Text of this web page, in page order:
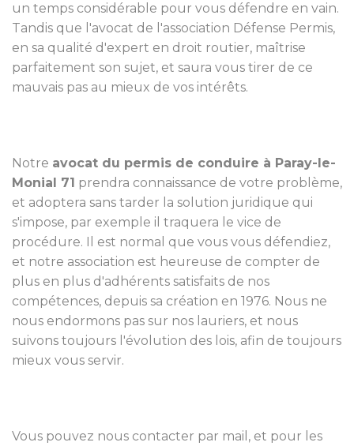
un temps considérable pour vous défendre en vain.
Tandis que l'avocat de l'association Défense Permis,
en sa qualité d'expert en droit routier, maîtrise
parfaitement son sujet, et saura vous tirer de ce
mauvais pas au mieux de vos intérêts.
Notre avocat du permis de conduire à Paray-le-
Monial 71 prendra connaissance de votre problème,
et adoptera sans tarder la solution juridique qui
s'impose, par exemple il traquera le vice de
procédure. Il est normal que vous vous défendiez,
et notre association est heureuse de compter de
plus en plus d'adhérents satisfaits de nos
compétences, depuis sa création en 1976. Nous ne
nous endormons pas sur nos lauriers, et nous
suivons toujours l'évolution des lois, afin de toujours
mieux vous servir.
Vous pouvez nous contacter par mail, et pour les